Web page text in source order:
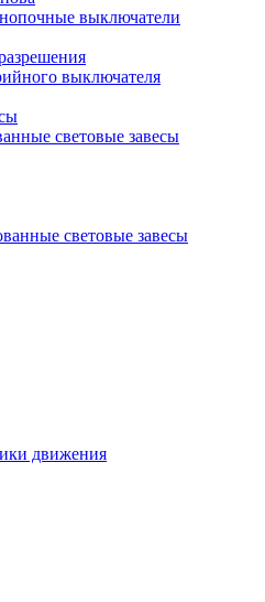
выключатели
выключателя
световые завесы
световые завесы
движения